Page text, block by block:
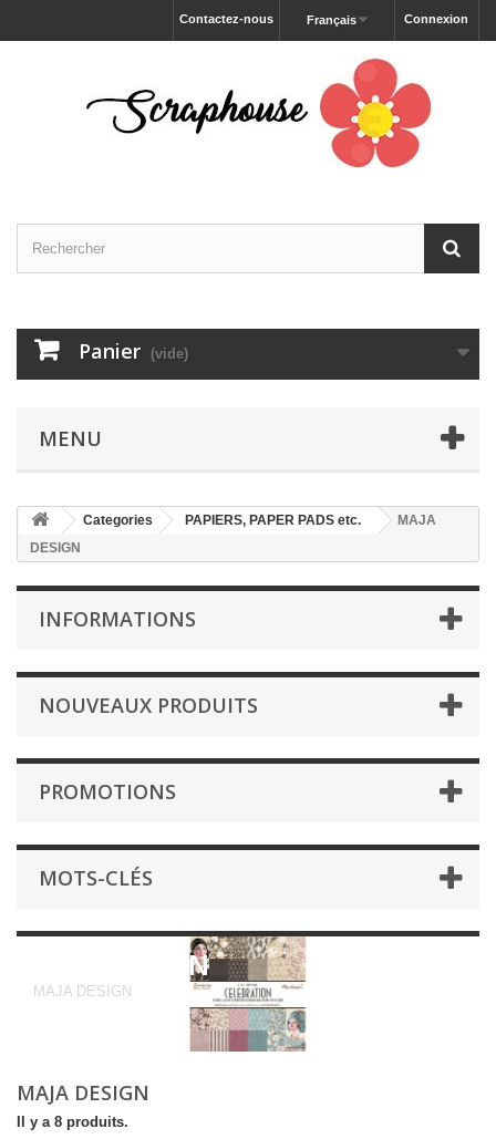
Connexion
Français
Contactez-nous
Panier (vide)
MENU
Categories PAPIERS, PAPER PADS etc.
MAJA
DESIGN
INFORMATIONS
NOUVEAUX PRODUITS
PROMOTIONS
MOTS-CLÉS
MAJA DESIGN
MAJA DESIGN
MAJA DESIGN
Il y a 8 produits.